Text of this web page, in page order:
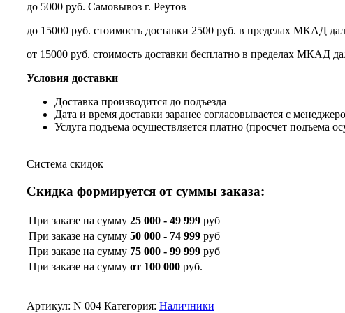
до 5000 руб. Самовывоз г. Реутов
до 15000 руб. стоимость доставки 2500 руб. в пределах МКАД
от 15000 руб. стоимость доставки бесплатно в пределах МКАД
Условия доставки
Доставка производится до подъезда
Дата и время доставки заранее согласовывается с
Услуга подъема осуществляется платно (просчет подъема
Система скидок
Скидка формируется от суммы заказа:
При заказе на сумму 25 000 - 49 999 руб
При заказе на сумму 50 000 - 74 999 руб
При заказе на сумму 75 000 - 99 999 руб
При заказе на сумму от 100 000 руб.
Артикул: N 004 Категория: Наличники